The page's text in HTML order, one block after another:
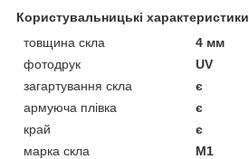
Користувальницькі характеристики
товщина скла
4 мм
фотодрук
UV
загартування скла
є
армуюча плівка
є
край
є
марка скла
М1